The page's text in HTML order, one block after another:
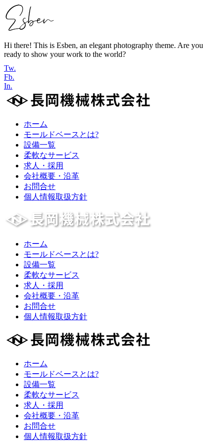
Hi there! This is Esben, an elegant photography theme. Are you
ready to show your work to the world?
Tw.
Fb.
In.
ホーム
モールドベースとは?
設備一覧
柔軟なサービス
求人・採用
会社概要・沿革
お問合せ
個人情報取扱方針
ホーム
モールドベースとは?
設備一覧
柔軟なサービス
求人・採用
会社概要・沿革
お問合せ
個人情報取扱方針
ホーム
モールドベースとは?
設備一覧
柔軟なサービス
求人・採用
会社概要・沿革
お問合せ
個人情報取扱方針